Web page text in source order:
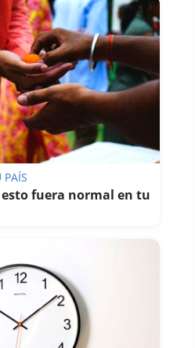
PAÍS
fuera normal en tu